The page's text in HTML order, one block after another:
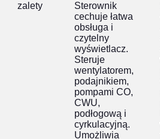
zalety
Sterownik
cechuje łatwa
obsługa i
czytelny
wyświetlacz.
Steruje
wentylatorem,
podajnikiem,
pompami CO,
CWU,
podłogową i
cyrkulacyjną.
Umożliwia